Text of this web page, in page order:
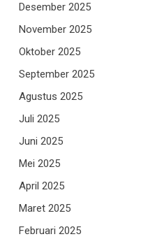
Desember 2025
November 2025
Oktober 2025
September 2025
Agustus 2025
Juli 2025
Juni 2025
Mei 2025
April 2025
Maret 2025
Februari 2025